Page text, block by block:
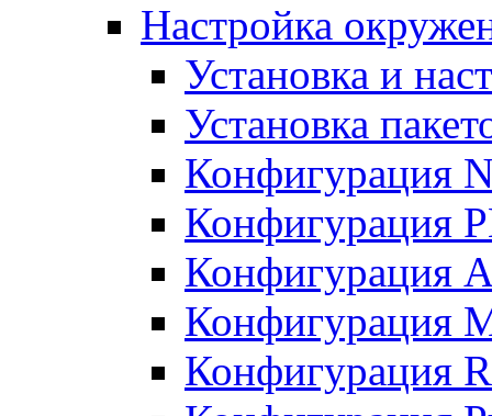
Настройка
Установка и
Установка
Конфигурация
Конфигурация
Конфигурация
Конфигурация
Конфигурация